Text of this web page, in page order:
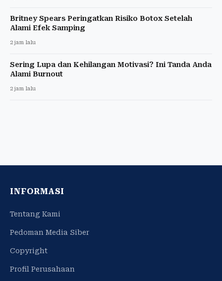
Britney Spears Peringatkan Risiko Botox Setelah
Alami Efek Samping
2 jam lalu
Sering Lupa dan Kehilangan Motivasi? Ini Tanda Anda
Alami Burnout
2 jam lalu
INFORMASI
Tentang Kami
Pedoman Media Siber
Copyright
Profil Perusahaan